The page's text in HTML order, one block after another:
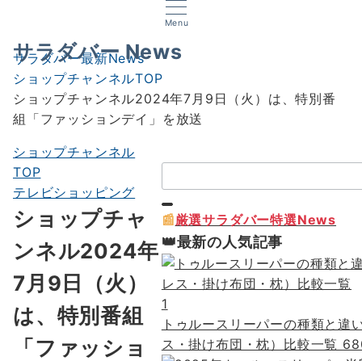
Menu
サラダバー News
サラダバー最新News
ショップチャンネルTOP
ショップチャンネル2024年7月9日（火）は、特別番
組「ファッションデイ」を放送
ショップチャンネル
TOP
テレビショッピング
ショップチャ
ンネル2024年
7月9日（火）
は、特別番組
「ファッショ
索：
📰厳選サラダバー特選News
👑最新の人気記事
1
トゥルースリーパーの種類と違
ス・掛け布団・枕）比較一覧